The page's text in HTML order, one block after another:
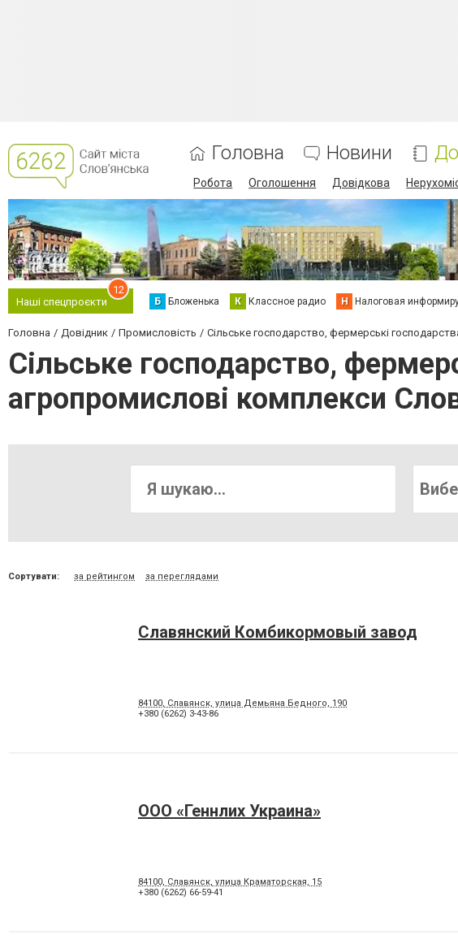
Головна Новини
Робота Оголошення Довідкова
Наші спецпроєкти
12
Б Бложенька К Классное радио Н Налоговая
Головна Довідник Промисловість Сільське господарство, фермерські
Сільське господарство,
агропромислові комплекси
Сортувати: за рейтингом за переглядами
Славянский Комбикормовый завод
84100, Славянск, улица Демьяна Бедного, 190
+380 (6262) 3-43-86
ООО «Геннлих Украина»
84100, Славянск, улица Краматорская, 15
+380 (6262) 66-59-41